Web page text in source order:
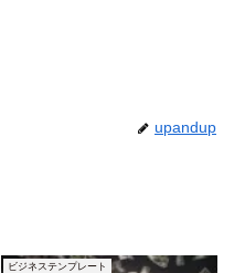
upandup
ビジネステンプレート